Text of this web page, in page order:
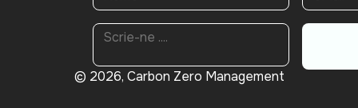
© 2026, Carbon Zero Management